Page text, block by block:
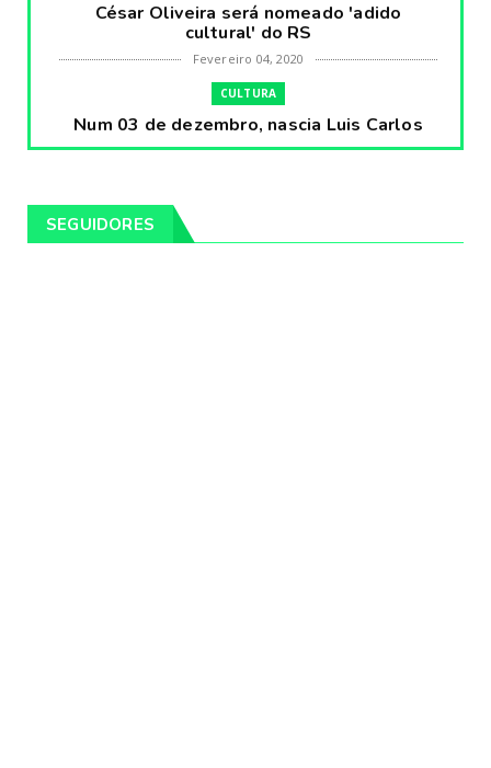
César Oliveira será nomeado 'adido
cultural' do RS
Fevereiro 04, 2020
CULTURA
Num 03 de dezembro, nascia Luis Carlos
Prestes, o Cavaleiro ...
Pintores da Temática Gauchesca - parte
SEGUIDORES